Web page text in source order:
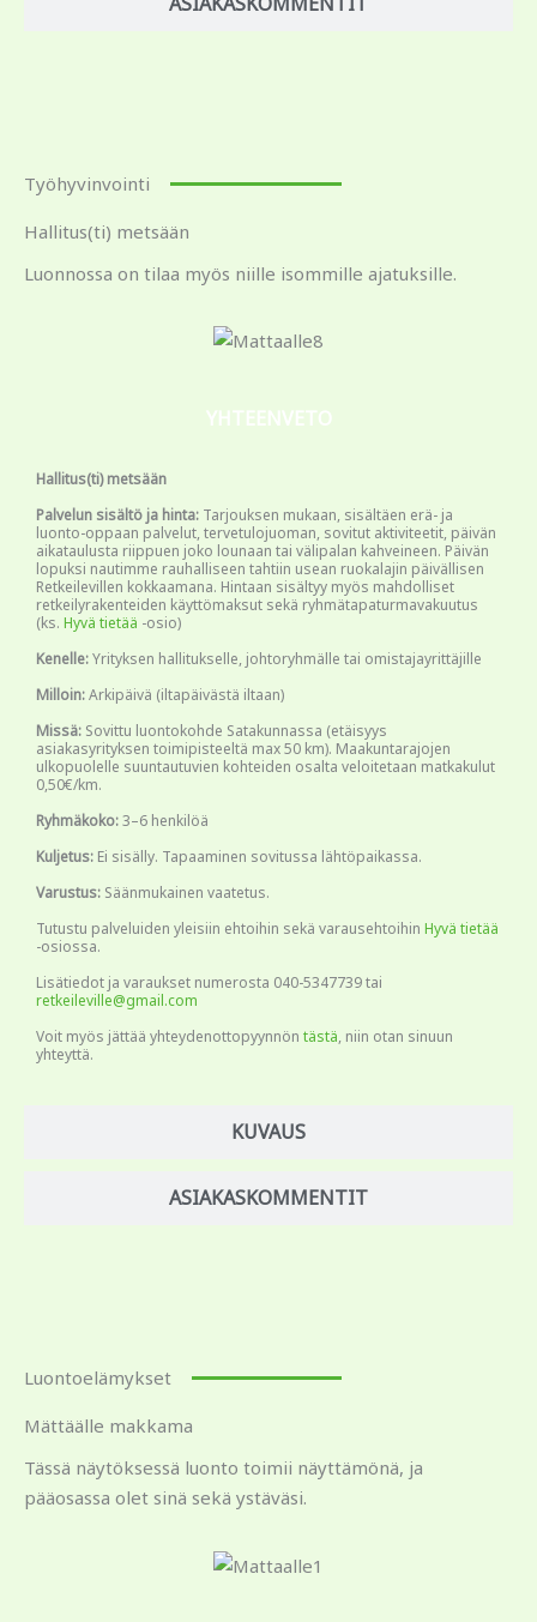
Työhyvinvointi
Hallitus(ti) metsään
Luonnossa on tilaa myös niille isommille ajatuksille.
YHTEENVETO
KUVAUS
ASIAKASKOMMENTIT
Hallitus(ti) metsään
Palvelun sisältö ja hinta: Tarjouksen mukaan, sisältäen erä- ja
luonto-oppaan palvelut, tervetulojuoman, sovitut aktiviteetit, päivän
aikataulusta riippuen joko lounaan tai välipalan kahveineen. Päivän
lopuksi nautimme rauhalliseen tahtiin usean ruokalajin päivällisen
Retkeilevillen kokkaamana. Hintaan sisältyy myös mahdolliset
retkeilyrakenteiden käyttömaksut sekä ryhmätapaturmavakuutus
(ks. Hyvä tietää -osio)
Kenelle:Yrityksen hallitukselle, johtoryhmälle tai omistajayrittäjille
Milloin:Arkipäivä (iltapäivästä iltaan)
Missä: Sovittu luontokohde Satakunnassa (etäisyys
asiakasyrityksen toimipisteeltä max 50 km). Maakuntarajojen
ulkopuolelle suuntautuvien kohteiden osalta veloitetaan matkakulut
0,50€/km.
Ryhmäkoko:3–6 henkilöä
Kuljetus: Ei sisälly. Tapaaminen sovitussa lähtöpaikassa.
Varustus: Säänmukainen vaatetus.
Tutustu palveluiden yleisiin ehtoihin sekä varausehtoihin Hyvä tietää
-osiossa.
Lisätiedot ja varaukset numerosta 040-5347739 tai
retkeileville@gmail.com
Voit myös jättää yhteydenottopyynnön tästä, niin otan sinuun
yhteyttä.
Luontoelämykset
Mättäälle makkama
Tässä näytöksessä luonto toimii näyttämönä, ja
pääosassa olet sinä sekä ystäväsi.